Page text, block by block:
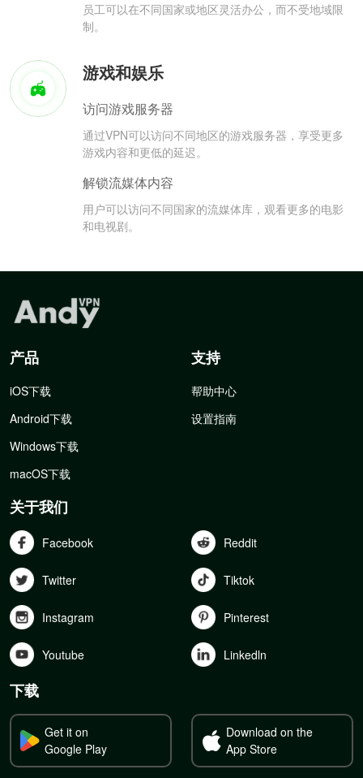
员工可以在不同国家或地区灵活办公，而不受地域限
制。
游戏和娱乐
访问游戏服务器
通过VPN可以访问不同地区的游戏服务器，享受更多
游戏内容和更低的延迟。
解锁流媒体内容
用户可以访问不同国家的流媒体库，观看更多的电影
和电视剧。
产品
iOS下载
Android下载
Windows下载
macOS下载
支持
帮助中心
设置指南
关于我们
Facebook Reddit
Twitter Tiktok
Instagram Pinterest
Youtube Linkedln
下载
Get it on
Google Play
Download on the
App Store